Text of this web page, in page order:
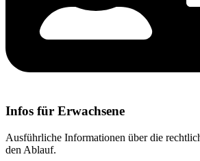
Infos für Erwachsene
Ausführliche Informationen über die
den Ablauf.